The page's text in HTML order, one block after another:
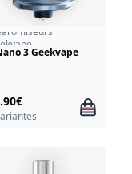
3 Geekvape